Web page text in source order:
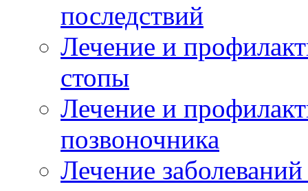
последствий
Лечение и
стопы
Лечение и
позвоночника
Лечение